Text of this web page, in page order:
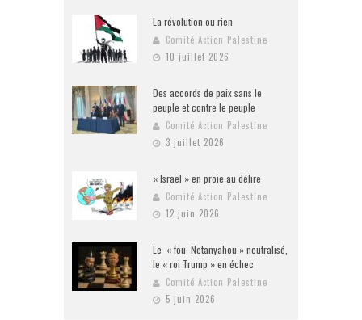
La révolution ou rien
Comité Action Palestine
10 juillet 2026
Des accords de paix sans le
peuple et contre le peuple
Comité Action Palestine
3 juillet 2026
« Israël » en proie au délire
Comité Action Palestine
12 juin 2026
Le « fou Netanyahou » neutralisé,
le « roi Trump » en échec
Comité Action Palestine
5 juin 2026